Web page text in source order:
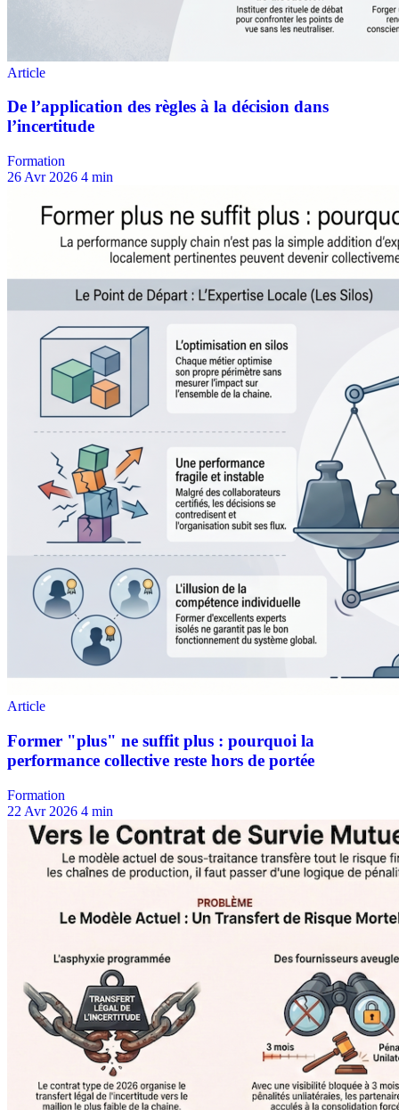
Formation
26 Avr 2026 4 min
Formation
22 Avr 2026 4 min